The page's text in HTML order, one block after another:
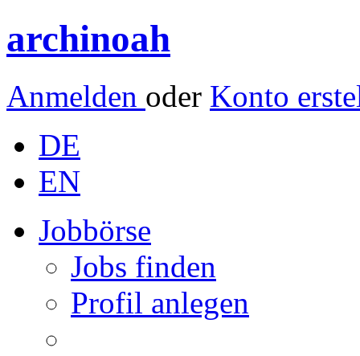
archinoah
Anmelden oder Konto
DE
EN
Jobbörse
Jobs finden
Profil anlegen